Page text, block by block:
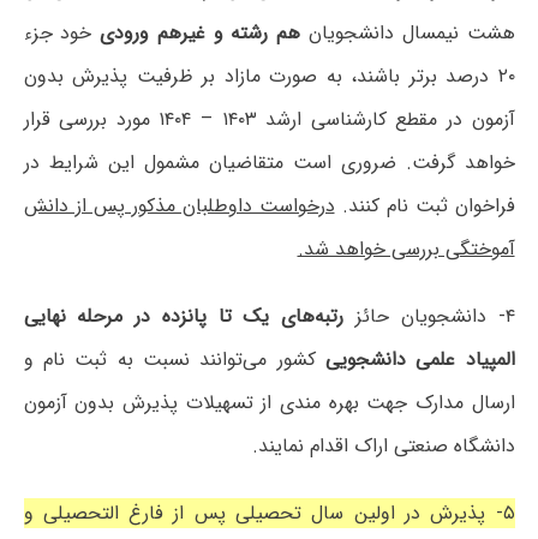
هشت نیمسال دانشجویان هم رشته و غیرهم ورودیخود جزء
۲۰ درصد برتر باشند، به صورت مازاد بر ظرفیت پذیرش بدون
آزمون در مقطع کارشناسی ارشد ۱۴۰۳ – ۱۴۰۴ مورد بررسی قرار
خواهد گرفت. ضروری است متقاضیان مشمول این شرایط در
فراخوان ثبت نام کنند.درخواست داوطلبان مذکور پس از دانش
آموختگی بررسی خواهد شد.
۴- دانشجویان حائز
رتبه‌های یک تا پانزده در مرحله نهایی
المپیاد علمی دانشجویی کشور می‌توانند نسبت به ثبت نام و
ارسال مدارک جهت بهره مندی از تسهیلات پذیرش بدون آزمون
دانشگاه صنعتی اراک اقدام نمایند.
۵- پذیرش در اولین سال تحصیلی پس از فارغ التحصیلی و